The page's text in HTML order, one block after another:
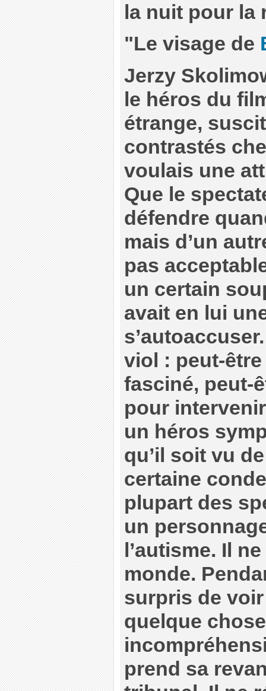
la nuit pour la
"Le visage de
Jerzy
le héros du
étrange,
contrastés
voulais une
Que le
défendre
mais d’un
pas
un certain
avait en lui
viol : peut-être
fasciné, peut-
pour
un héros
qu’il soit vu
certaine
plupart des
un
l’autisme. Il
monde.
surpris de
quelque
prend sa